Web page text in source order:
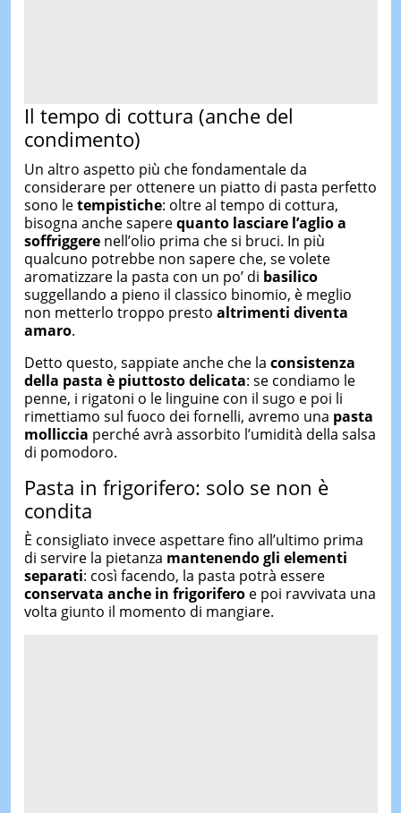
Il tempo di cottura (anche del
condimento)
Un altro aspetto più che fondamentale da
considerare per ottenere un piatto di pasta perfetto
sono letempistiche: oltre al tempo di cottura,
bisogna anche saperequanto lasciare l’aglio a
soffriggerenell’olio prima che si bruci. In più
qualcuno potrebbe non sapere che, se volete
aromatizzare la pasta con un po’ di basilico
suggellando a pieno il classico binomio, è meglio
non metterlo troppo presto altrimenti diventa
amaro.
Detto questo, sappiate anche che la consistenza
della pasta è piuttosto delicata: se condiamo le
penne, i rigatoni o le linguine con il sugo e poi li
rimettiamo sul fuoco dei fornelli, avremo una pasta
molliccia perché avrà assorbito l’umidità della salsa
di pomodoro.
Pasta in frigorifero: solo se non è
condita
È consigliato invece aspettare fino all’ultimo prima
di servire la pietanza mantenendo gli elementi
separati: così facendo, la pasta potrà essere
conservata anche in frigoriferoe poi ravvivata una
volta giunto il momento di mangiare.